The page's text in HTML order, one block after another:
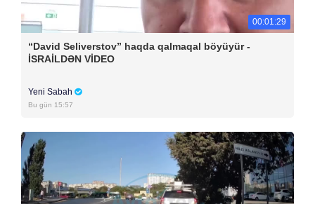
00:01:29
“David Seliverstov” haqda qalmaqal böyüyür -
İSRAİLDƏN VİDEO
Yeni Sabah
Bu gün 15:57